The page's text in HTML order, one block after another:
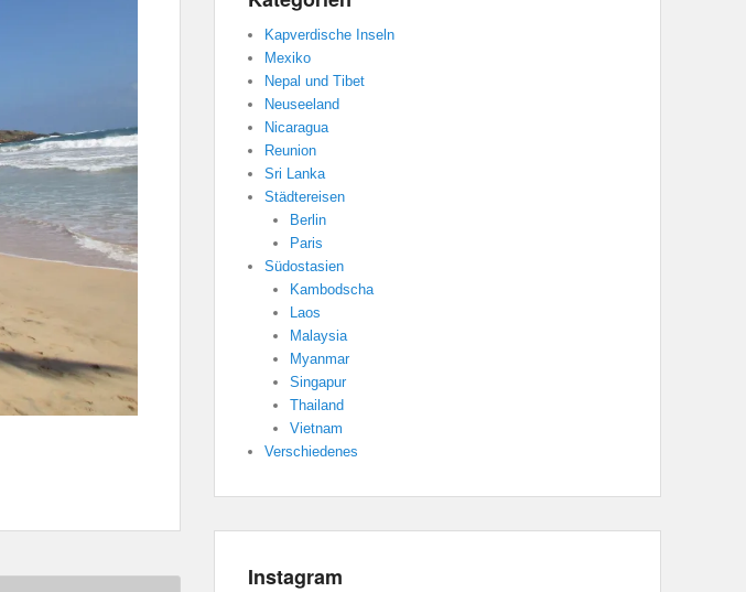
Kapverdische Inseln
Mexiko
Nepal und Tibet
Neuseeland
Nicaragua
Reunion
Sri Lanka
Städtereisen
Berlin
Paris
Südostasien
Kambodscha
Laos
Malaysia
Myanmar
Singapur
Thailand
Vietnam
Verschiedenes
Instagram